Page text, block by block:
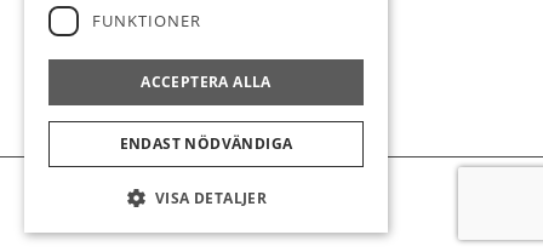
FÖLJ OSS
Integritetspolicy
FUNKTIONER
ACCEPTERA ALLA
ENDAST NÖDVÄNDIGA
VISA DETALJER